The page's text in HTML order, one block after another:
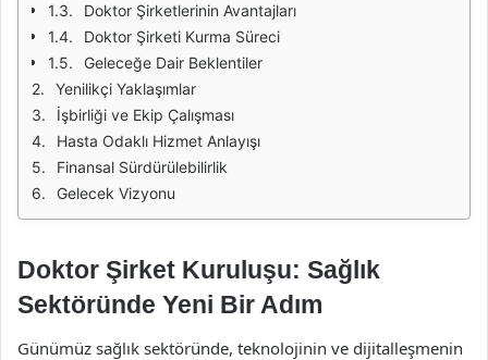
Doktor Şirketlerinin Avantajları
Doktor Şirketi Kurma Süreci
Geleceğe Dair Beklentiler
Yenilikçi Yaklaşımlar
İşbirliği ve Ekip Çalışması
Hasta Odaklı Hizmet Anlayışı
Finansal Sürdürülebilirlik
Gelecek Vizyonu
Doktor Şirket Kuruluşu: Sağlık
Sektöründe Yeni Bir Adım
Günümüz sağlık sektöründe, teknolojinin ve dijitalleşmenin